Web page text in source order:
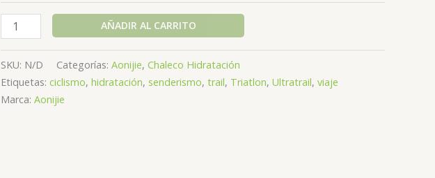
Aonijie-
Chaleco
cap10lt
Azul
cantidad
AÑADIR AL CARRITO
SKU: N/D Categorías: Aonijie, Chaleco Hidratación
Etiquetas: ciclismo, hidratación, senderismo, trail, Triatlon, Ultratrail, viaje
Marca: Aonijie